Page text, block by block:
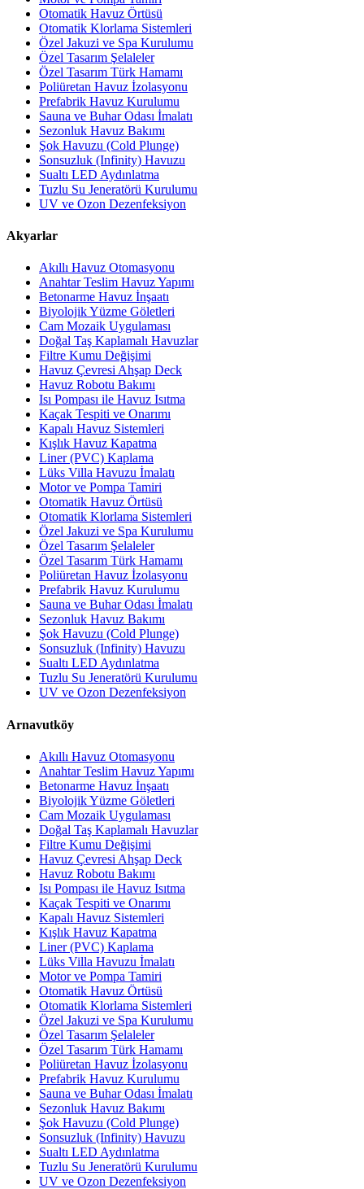
Otomatik Havuz Örtüsü
Otomatik Klorlama Sistemleri
Özel Jakuzi ve Spa Kurulumu
Özel Tasarım Şelaleler
Özel Tasarım Türk Hamamı
Poliüretan Havuz İzolasyonu
Prefabrik Havuz Kurulumu
Sauna ve Buhar Odası İmalatı
Sezonluk Havuz Bakımı
Şok Havuzu (Cold Plunge)
Sonsuzluk (Infinity) Havuzu
Sualtı LED Aydınlatma
Tuzlu Su Jeneratörü Kurulumu
UV ve Ozon Dezenfeksiyon
Akyarlar
Akıllı Havuz Otomasyonu
Anahtar Teslim Havuz Yapımı
Betonarme Havuz İnşaatı
Biyolojik Yüzme Göletleri
Cam Mozaik Uygulaması
Doğal Taş Kaplamalı Havuzlar
Filtre Kumu Değişimi
Havuz Çevresi Ahşap Deck
Havuz Robotu Bakımı
Isı Pompası ile Havuz Isıtma
Kaçak Tespiti ve Onarımı
Kapalı Havuz Sistemleri
Kışlık Havuz Kapatma
Liner (PVC) Kaplama
Lüks Villa Havuzu İmalatı
Motor ve Pompa Tamiri
Otomatik Havuz Örtüsü
Otomatik Klorlama Sistemleri
Özel Jakuzi ve Spa Kurulumu
Özel Tasarım Şelaleler
Özel Tasarım Türk Hamamı
Poliüretan Havuz İzolasyonu
Prefabrik Havuz Kurulumu
Sauna ve Buhar Odası İmalatı
Sezonluk Havuz Bakımı
Şok Havuzu (Cold Plunge)
Sonsuzluk (Infinity) Havuzu
Sualtı LED Aydınlatma
Tuzlu Su Jeneratörü Kurulumu
UV ve Ozon Dezenfeksiyon
Arnavutköy
Akıllı Havuz Otomasyonu
Anahtar Teslim Havuz Yapımı
Betonarme Havuz İnşaatı
Biyolojik Yüzme Göletleri
Cam Mozaik Uygulaması
Doğal Taş Kaplamalı Havuzlar
Filtre Kumu Değişimi
Havuz Çevresi Ahşap Deck
Havuz Robotu Bakımı
Isı Pompası ile Havuz Isıtma
Kaçak Tespiti ve Onarımı
Kapalı Havuz Sistemleri
Kışlık Havuz Kapatma
Liner (PVC) Kaplama
Lüks Villa Havuzu İmalatı
Motor ve Pompa Tamiri
Otomatik Havuz Örtüsü
Otomatik Klorlama Sistemleri
Özel Jakuzi ve Spa Kurulumu
Özel Tasarım Şelaleler
Özel Tasarım Türk Hamamı
Poliüretan Havuz İzolasyonu
Prefabrik Havuz Kurulumu
Sauna ve Buhar Odası İmalatı
Sezonluk Havuz Bakımı
Şok Havuzu (Cold Plunge)
Sonsuzluk (Infinity) Havuzu
Sualtı LED Aydınlatma
Tuzlu Su Jeneratörü Kurulumu
UV ve Ozon Dezenfeksiyon